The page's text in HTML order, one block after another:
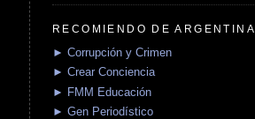
RECOMIENDO DE ARGENTINA
► Corrupción y Crimen
► Crear Conciencia
► FMM Educación
► Gen Periodístico